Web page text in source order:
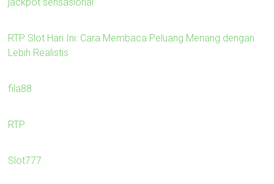
RTP Slot Hari Ini: Cara Membaca Peluang Menang dengan
Lebih Realistis
fila88
RTP
Slot777